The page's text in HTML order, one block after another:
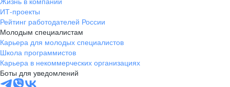
ул. Большевистская, д. 35,
помещение 21
+7 383 207-94-64
pr@nsk.hh.ru
Минск
пр-т Дзержинского, д. 57,
ИТ-проекты
Рейтинг работодателей России
Молодым специалистам
Карьера для молодых специалистов
Школа программистов
Карьера в некоммерческих организациях
Боты для уведомлений